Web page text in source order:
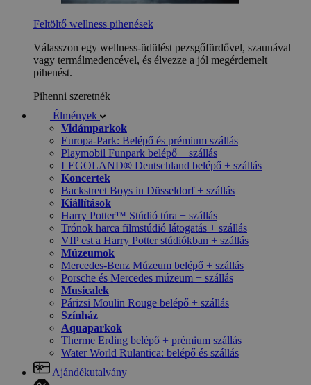
Feltöltő wellness pihenések
Válasszon egy wellness-üdülést pezsgőfürdővel, szaunával
vagy termálmedencével, és élvezze a jól megérdemelt
pihenést.
Pihenni szeretnék
Élmények
Vidámparkok
Europa-Park: Belépő és prémium szállás
Playmobil Funpark belépő + szállás
LEGOLAND® Deutschland belépő + szállás
Koncertek
Backstreet Boys in Düsseldorf + szállás
Kiállítások
Harry Potter™ Stúdió túra + szállás
Trónok harca filmstúdió látogatás + szállás
VIP est a Harry Potter stúdiókban + szállás
Múzeumok
Mercedes-Benz Múzeum belépő + szállás
Porsche és Mercedes múzeum + szállás
Musicalek
Párizsi Moulin Rouge belépő + szállás
Színház
Aquaparkok
Therme Erding belépő + prémium szállás
Water World Rulantica: belépő és szállás
Ajándékutalvány